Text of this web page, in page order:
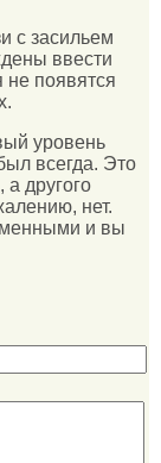
с засильем
ввести
появятся
уровень
всегда. Это
другого
нет.
и вы